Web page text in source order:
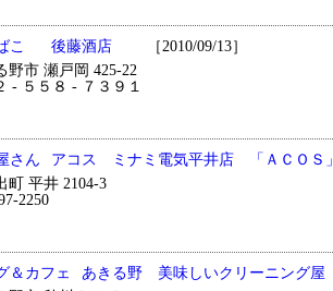
こ 後藤酒店 ［2010/09/13］
野市 瀬戸岡 425-22
- ５５８ - ７３９１
さん
アコス ミナミ電気平井店 「ＡＣＯＳ
町 平井 2104-3
2250
＆カフェ
あきる野 美味しいクリーニング